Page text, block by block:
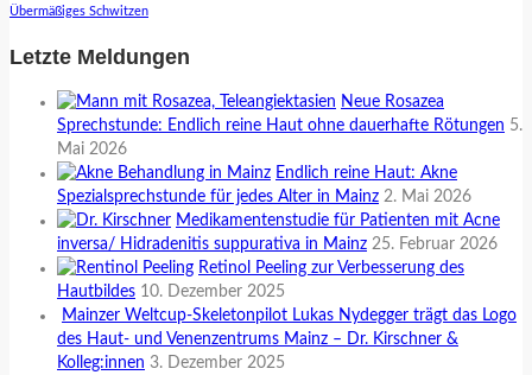
Übermäßiges Schwitzen
Letzte Meldungen
Neue Rosazea
Sprechstunde: Endlich reine Haut ohne dauerhafte Rötungen 5.
Mai 2026
Endlich reine Haut: Akne
Spezialsprechstunde für jedes Alter in Mainz 2. Mai 2026
Medikamentenstudie für Patienten mit Acne
inversa/ Hidradenitis suppurativa in Mainz 25. Februar 2026
Retinol Peeling zur Verbesserung des
Hautbildes 10. Dezember 2025
Mainzer Weltcup-Skeletonpilot Lukas Nydegger trägt das Logo
des Haut- und Venenzentrums Mainz – Dr. Kirschner &
Kolleg:innen 3. Dezember 2025